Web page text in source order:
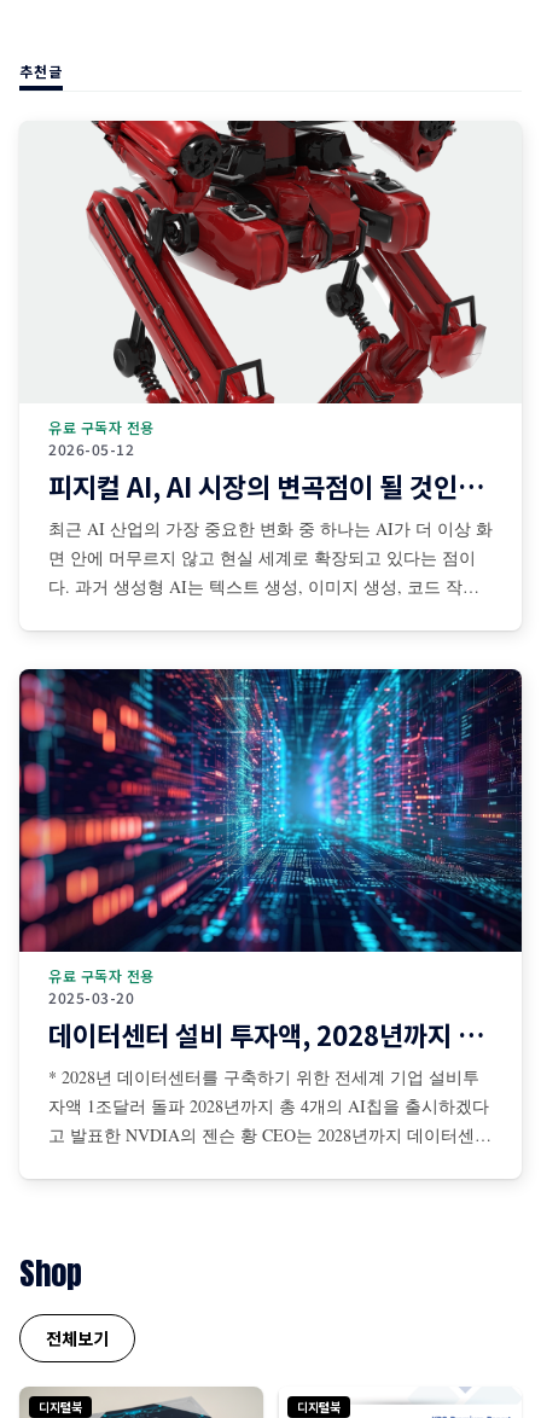
추천글
2026-05-12
유료 구독자 전용
피지컬 AI, AI 시장의 변곡점이 될 것인가?
최근 AI 산업의 가장 중요한 변화 중 하나는 AI가 더 이상 화
면 안에 머무르지 않고 현실 세계로 확장되고 있다는 점이
다. 과거 생성형 AI는 텍스트 생성, 이미지 생성, 코드 작성,
동로봇 등과 결합되면서 AI가 물리적
2025-03-20
유료 구독자 전용
데이터센터 설비 투자액, 2028년까지 1조달러 돌파
* 2028년 데이터센터를 구축하기 위한 전세계 기업 설비투
자액 1조달러 돌파 2028년까지 총 4개의 AI칩을 출시하겠다
고 발표한 NVDIA의 젠슨 황 CEO는 2028년까지 데이터센터
Shop
전체보기
디지털북 디지털북